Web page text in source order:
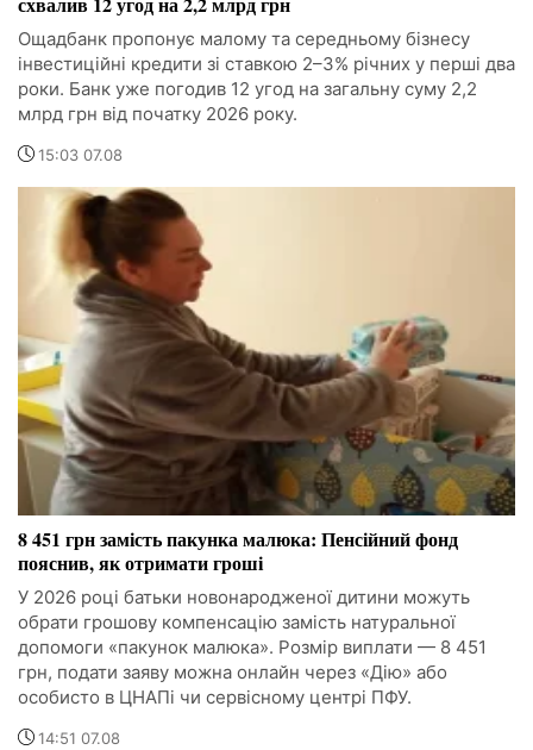
Ощадбанк пропонує малому та середньому бізнесу
інвестиційні кредити зі ставкою 2–3% річних у перші два
роки. Банк уже погодив 12 угод на загальну суму 2,2
млрд грн від початку 2026 року.
15:03 07.08
8 451 грн замість пакунка малюка: Пенсійний фонд
пояснив, як отримати гроші
У 2026 році батьки новонародженої дитини можуть
обрати грошову компенсацію замість натуральної
допомоги «пакунок малюка». Розмір виплати — 8 451
грн, подати заяву можна онлайн через «Дію» або
особисто в ЦНАПі чи сервісному центрі ПФУ.
14:51 07.08